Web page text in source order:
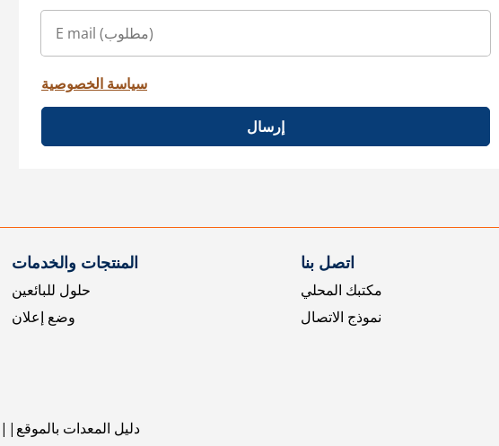
سياسة الخصوصية
إرسال
المنتجات والخدمات
حلول للبائعين
وضع إعلان
اتصل بنا
مكتبك المحلي
نموذج الاتصال
دليل المعدات بالموقع